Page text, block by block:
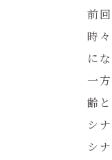
前
時
に
一
齢
シ
シ